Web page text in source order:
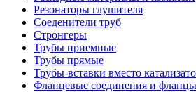
Резонаторы глушителя
Соеденители труб
Стронгеры
Трубы приемные
Трубы прямые
Трубы-вставки вместо
Фланцевые соединения и фланцы